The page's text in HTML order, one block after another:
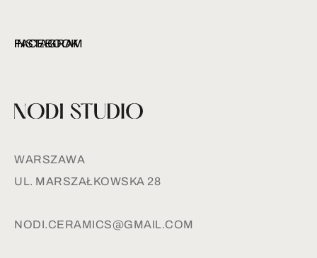
INSTAGRAM
FACEBOOK
WARSZAWA
UL. MARSZAŁKOWSKA 28
NODI.CERAMICS@GMAIL.COM